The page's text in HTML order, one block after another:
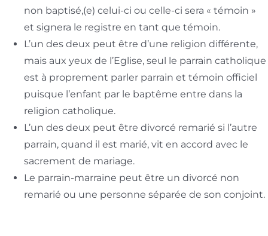
non baptisé,(e) celui-ci ou celle-ci sera « témoin »
et signera le registre en tant que témoin.
L’un des deux peut être d’une religion différente,
mais aux yeux de l’Eglise, seul le parrain catholique
est à proprement parler parrain et témoin officiel
puisque l’enfant par le baptême entre dans la
religion catholique.
L’un des deux peut être divorcé remarié si l’autre
parrain, quand il est marié, vit en accord avec le
sacrement de mariage.
Le parrain-marraine peut être un divorcé non
remarié ou une personne séparée de son conjoint.